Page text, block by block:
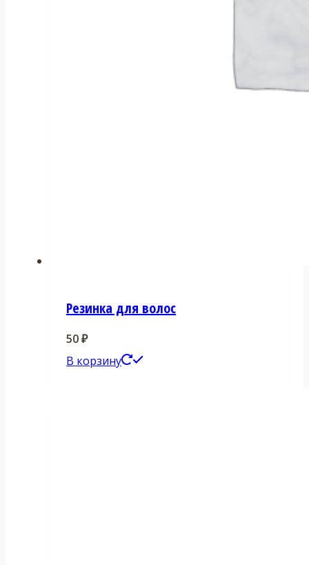
Резинка для волос
50₽
В корзину